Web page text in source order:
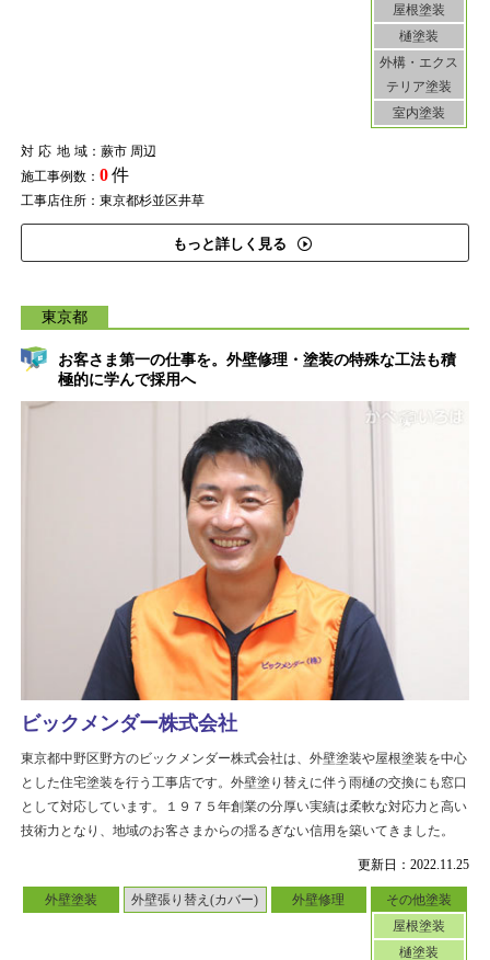
屋根塗装
樋塗装
外構・エクス
テリア塗装
室内塗装
対応地域：蕨市 周辺
施工事例数： 0件
工事店住所：東京都杉並区井草
もっと詳しく見る
東京都
お客さま第一の仕事を。外壁修理・塗装の特殊な工法も積
極的に学んで採用へ
更新日：2022.11.25
外壁塗装 外壁張り替え(カバー) 外壁修理
その他塗装
屋根塗装
樋塗装
ビックメンダー株式会社
東京都中野区野方のビックメンダー株式会社は、外壁塗装や屋根塗装を中心
とした住宅塗装を行う工事店です。外壁塗り替えに伴う雨樋の交換にも窓口
として対応しています。１９７５年創業の分厚い実績は柔軟な対応力と高い
技術力となり、地域のお客さまからの揺るぎない信用を築いてきました。